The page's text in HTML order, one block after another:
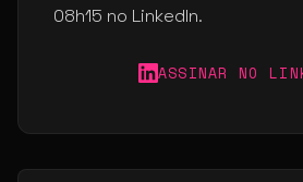
08h15 no LinkedIn.
ASSINAR NO